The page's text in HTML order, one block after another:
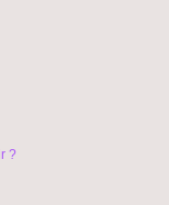
?